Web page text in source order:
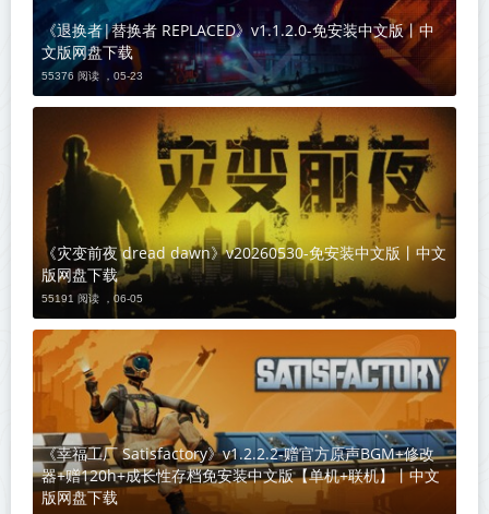
《退换者|替换者 REPLACED》v1.1.2.0-免安装中文版丨中
文版网盘下载
55376 阅读 ， 05-23
《灾变前夜 dread dawn》v20260530-免安装中文版丨中文
版网盘下载
55191 阅读 ， 06-05
《幸福工厂 Satisfactory》v1.2.2.2-赠官方原声BGM+修改
器+赠120h+成长性存档免安装中文版【单机+联机】丨中文
版网盘下载